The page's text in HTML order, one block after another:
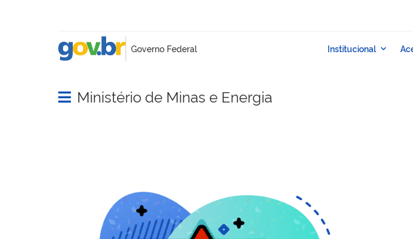
Abrir menu principal de navegação
Ministério de Minas e Energia